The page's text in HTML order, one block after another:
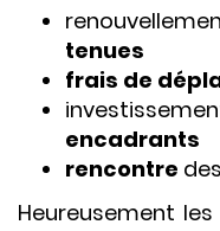
tenues
frais de
encadrants
rencontre
Heureusement